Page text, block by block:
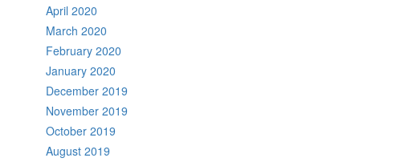
April 2020
March 2020
February 2020
January 2020
December 2019
November 2019
October 2019
August 2019